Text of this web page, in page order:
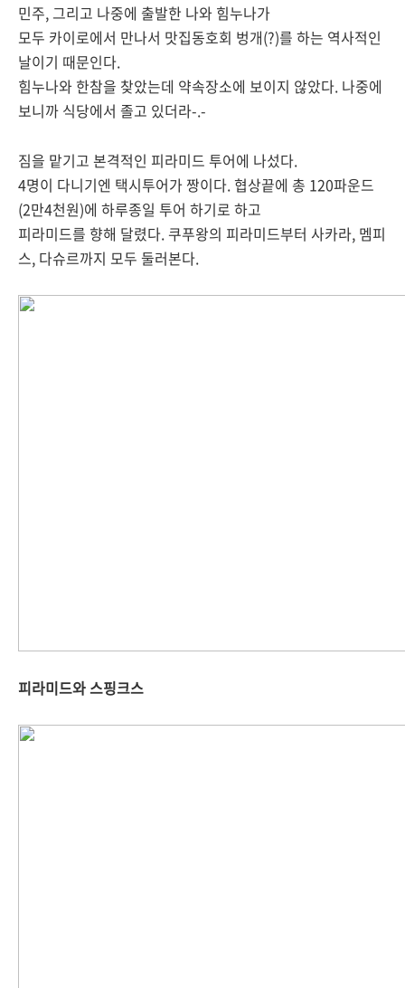
민주, 그리고 나중에 출발한 나와 힘누나가
모두 카이로에서 만나서 맛집동호회 벙개(?)를 하는 역사적인
날이기 때문인다.
힘누나와 한참을 찾았는데 약속장소에 보이지 않았다. 나중에
보니까 식당에서 졸고 있더라-.-
짐을 맡기고 본격적인 피라미드 투어에 나섰다.
4명이 다니기엔 택시투어가 짱이다. 협상끝에 총 120파운드
(2만4천원)에 하루종일 투어 하기로 하고
피라미드를 향해 달렸다. 쿠푸왕의 피라미드부터 사카라, 멤피
스, 다슈르까지 모두 둘러본다.
피라미드와 스핑크스